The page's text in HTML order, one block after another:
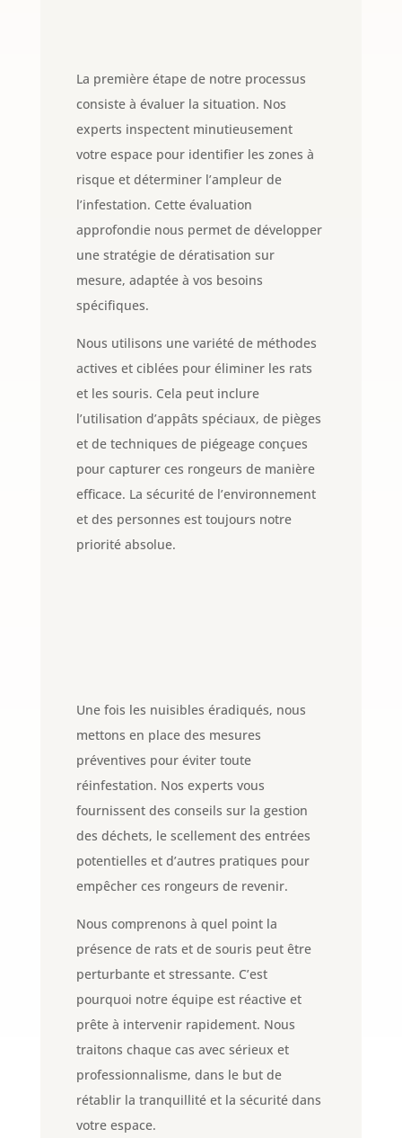
La première étape de notre processus
consiste à évaluer la situation. Nos
experts inspectent minutieusement
votre espace pour identifier les zones à
risque et déterminer l’ampleur de
l’infestation. Cette évaluation
approfondie nous permet de développer
une stratégie de dératisation sur
mesure, adaptée à vos besoins
spécifiques.
Nous utilisons une variété de méthodes
actives et ciblées pour éliminer les rats
et les souris. Cela peut inclure
l’utilisation d’appâts spéciaux, de pièges
et de techniques de piégeage conçues
pour capturer ces rongeurs de manière
efficace. La sécurité de l’environnement
et des personnes est toujours notre
priorité absolue.
Une fois les nuisibles éradiqués, nous
mettons en place des mesures
préventives pour éviter toute
réinfestation. Nos experts vous
fournissent des conseils sur la gestion
des déchets, le scellement des entrées
potentielles et d’autres pratiques pour
empêcher ces rongeurs de revenir.
Nous comprenons à quel point la
présence de rats et de souris peut être
perturbante et stressante. C’est
pourquoi notre équipe est réactive et
prête à intervenir rapidement. Nous
traitons chaque cas avec sérieux et
professionnalisme, dans le but de
rétablir la tranquillité et la sécurité dans
votre espace.